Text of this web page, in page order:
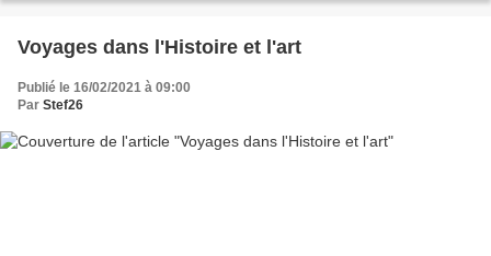
Voyages dans l'Histoire et l'art
Publié le 16/02/2021 à 09:00
Par Stef26